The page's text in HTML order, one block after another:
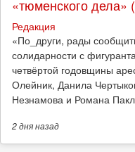
«тюменского дела»
Редакция
​«По_други, рады
солидарности с
четвёртой годовщины
Олейник, Данила
Незнамова и Романа
2 дняназад